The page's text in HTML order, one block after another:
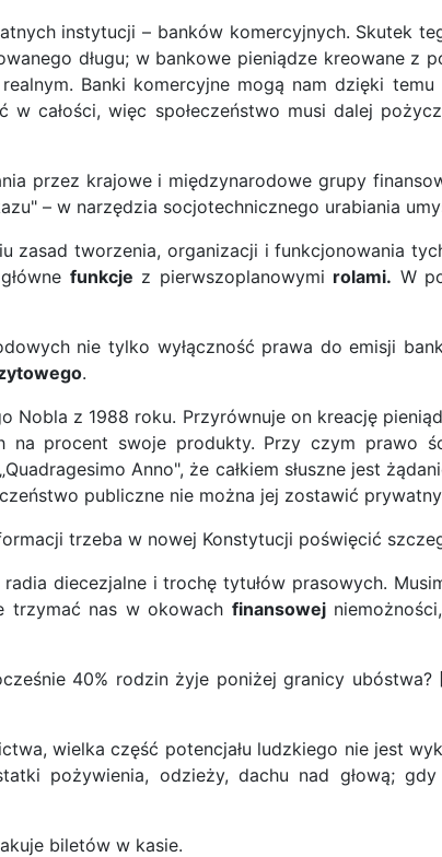
instytucji – banków komercyjnych. Skutek
długu; w bankowe pieniądze kreowane z
Banki komercyjne mogą nam dzięki
całości, więc społeczeństwo musi dalej
przez krajowe i międzynarodowe grupy
– w narzędzia socjotechnicznego urabiania
zasad tworzenia, organizacji i funkcjonowania
funkcje z pierwszoplanowymi rolami. W
nie tylko wyłączność prawa do emisji
.
Nobla z 1988 roku. Przyrównuje on kreację
na procent swoje produkty. Przy czym prawo
Anno", że całkiem słuszne jest
publiczne nie można jej zostawić
trzeba w nowej Konstytucji poświęcić
diecezjalne i trochę tytułów prasowych.
trzymać nas w okowach finansowej
40% rodzin żyje poniżej granicy
wielka część potencjału ludzkiego nie jest
pożywienia, odzieży, dachu nad głową; gdy
biletów w kasie.